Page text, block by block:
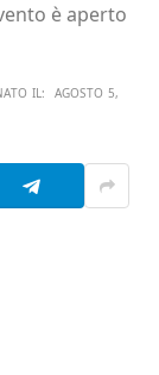
è aperto
IL: AGOSTO 5,